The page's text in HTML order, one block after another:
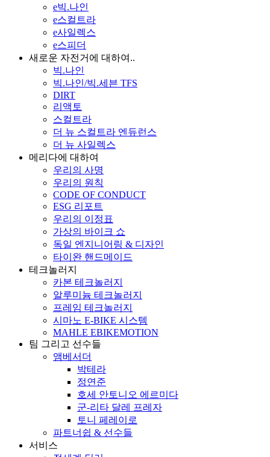
e빅.나인
e스컬트라
e사일렉스
e스피더
새로운 자전거에 대하여..
빅.나인
빅.나인/빅.세븐 TFS
DIRT
리액토
스컬트라
더 뉴 스컬트라 엔듀런스
더 뉴 사일렉스
메리다에 대하여
우리의 사명
우리의 원칙
CODE OF CONDUCT
ESG 리포트
우리의 이정표
가상의 바이크 쇼
독일 엔지니어링 & 디자인
타이완 핸드메이드
테크놀러지
카본 테크놀러지
알루미늄 테크놀러지
프레임 테크놀러지
시마노 E-BIKE 시스템
MAHLE EBIKEMOTION
팀 그리고 선수들
앰베서더
박테라
정연준
호세 안토니오 에르미다
군-리타 달레 프레자
토니 페레이로
파트너쉽 & 선수들
서비스